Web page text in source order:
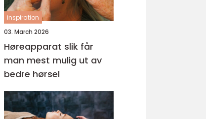
inspiration
03. March 2026
Høreapparat slik får
man mest mulig ut av
bedre hørsel